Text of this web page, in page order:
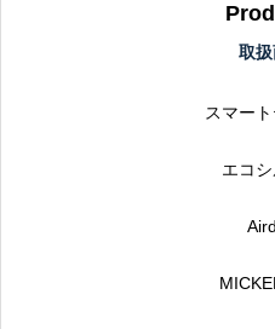
取
スマー
エコ